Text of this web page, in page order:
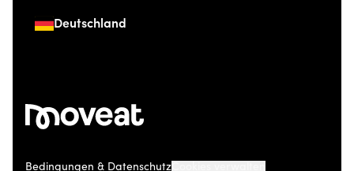
Deutschland
Bedingungen & Datenschutz